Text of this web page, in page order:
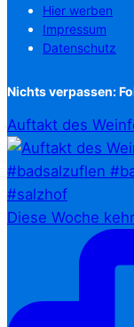
Hier werben
Impressum
Datenschutz
Nichts verpassen:
Auftakt des
Diese Woche